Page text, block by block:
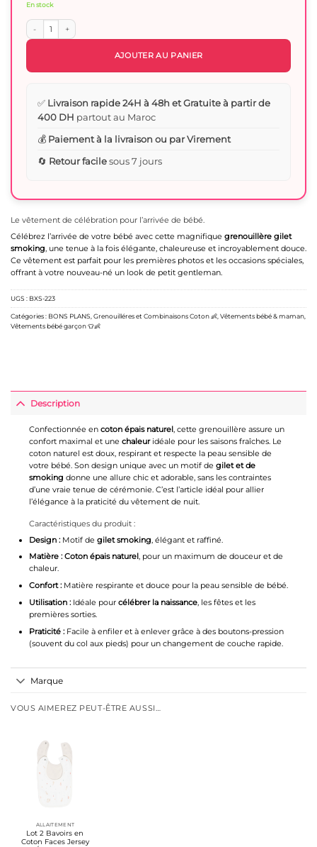
Le vêtement de célébration pour l’arrivée de bébé.
Célébrez l’arrivée de votre bébé avec cette magnifique grenouillère gilet
smoking, une tenue à la fois élégante, chaleureuse et incroyablement douce.
Ce vêtement est parfait pour les premières photos et les occasions spéciales,
offrant à votre nouveau-né un look de petit gentleman.
En stock
quantité de Grenouillère Smoking 100% Coton - Épaisse et Élégante
AJOUTER AU PANIER
✅ Livraison rapide 24H à 48h et Gratuite à partir de
400 DH partout au Maroc
💰 Paiement à la livraison ou par Virement
🔄 Retour facilesous 7 jours
UGS : BXS-223
Catégories : BONS PLANS Grenouilléres et Combinaisons Coton 👶 Vêtements bébé & maman
Vêtements bébé garçon 👕👶
Description
Confectionnée en coton épais naturel, cette grenouillère assure un
confort maximal et une chaleuridéale pour les saisons fraîches. Le
coton naturel est doux, respirant et respecte la peau sensible de
votre bébé. Son design unique avec un motif de gilet et de
smoking donne une allure chic et adorable, sans les contraintes
d’une vraie tenue de cérémonie. C’est l’article idéal pour allier
l’élégance à la praticité du vêtement de nuit.
Caractéristiques du produit :
Design :Motif de gilet smoking , élégant et raffiné.
Matière : Coton épais naturel, pour un maximum de douceur et de
chaleur.
Confort :Matière respirante et douce pour la peau sensible de bébé.
Utilisation :Idéale pour célébrer la naissance, les fêtes et les
premières sorties.
Praticité :Facile à enfiler et à enlever grâce à des boutons-pression
(souvent du col aux pieds) pour un changement de couche rapide.
Marque
VOUS AIMEREZ PEUT-ÊTRE AUSSI…
ALLAITEMENT
Lot 2 Bavoirs en
Coton Faces Jersey